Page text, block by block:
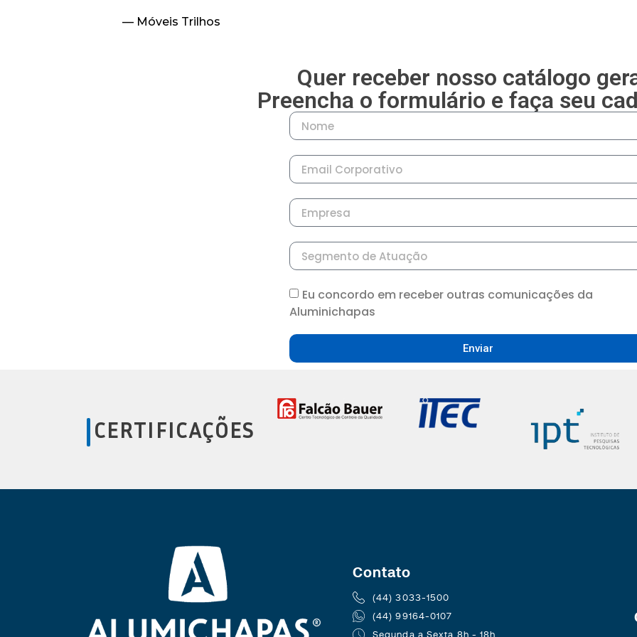
— Móveis Trilhos
Quer receber nosso catálogo
Preencha o formulário e faça seu
Eu concordo em receber outras comunicações da
Aluminichapas
Enviar
CERTIFICAÇÕES
Contato
(44) 3033-1500
(44) 99164-0107
Segunda a Sexta 8h - 18h